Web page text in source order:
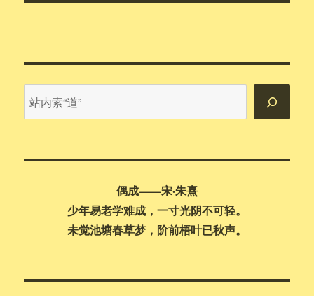
内
偶成——宋·朱熹
少年易老学难成，一寸光阴不可轻。
未觉池塘春草梦，阶前梧叶已秋声。